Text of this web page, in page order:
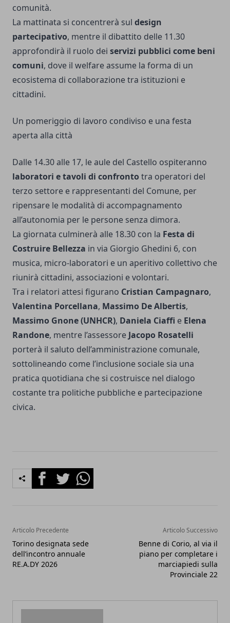
comunità.
La mattinata si concentrerà sul design
partecipativo, mentre il dibattito delle 11.30
approfondirà il ruolo dei servizi pubblici come beni
comuni, dove il welfare assume la forma di un
ecosistema di collaborazione tra istituzioni e
cittadini.
Un pomeriggio di lavoro condiviso e una festa
aperta alla città
Dalle 14.30 alle 17, le aule del Castello ospiteranno
laboratori e tavoli di confronto tra operatori del
terzo settore e rappresentanti del Comune, per
ripensare le modalità di accompagnamento
all’autonomia per le persone senza dimora.
La giornata culminerà alle 18.30 con la Festa di
Costruire Bellezza in via Giorgio Ghedini 6, con
musica, micro-laboratori e un aperitivo collettivo che
riunirà cittadini, associazioni e volontari.
Tra i relatori attesi figurano Cristian Campagnaro,
Valentina Porcellana, Massimo De Albertis,
Massimo Gnone (UNHCR), Daniela Ciaffi e Elena
Randone, mentre l’assessore Jacopo Rosatelli
porterà il saluto dell’amministrazione comunale,
sottolineando come l’inclusione sociale sia una
pratica quotidiana che si costruisce nel dialogo
costante tra politiche pubbliche e partecipazione
civica.
FacebookTwitterWhatsapp
Articolo Precedente
Torino designata sede
dell’incontro annuale
RE.A.DY 2026
Articolo Successivo
Benne di Corio, al via il
piano per completare i
marciapiedi sulla
Provinciale 22